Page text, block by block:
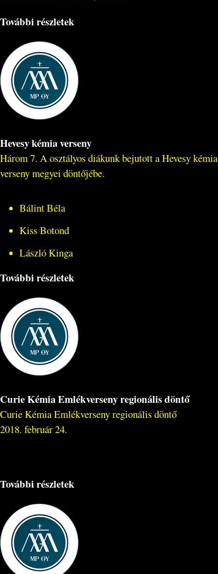
További részletek
Hevesy kémia verseny
Három 7. A osztályos diákunk bejutott a Hevesy kémia
verseny megyei döntőjébe.
Bálint Béla
Kiss Botond
László Kinga
További részletek
Curie Kémia Emlékverseny regionális döntő
Curie Kémia Emlékverseny regionális döntő
2018. február 24.
További részletek